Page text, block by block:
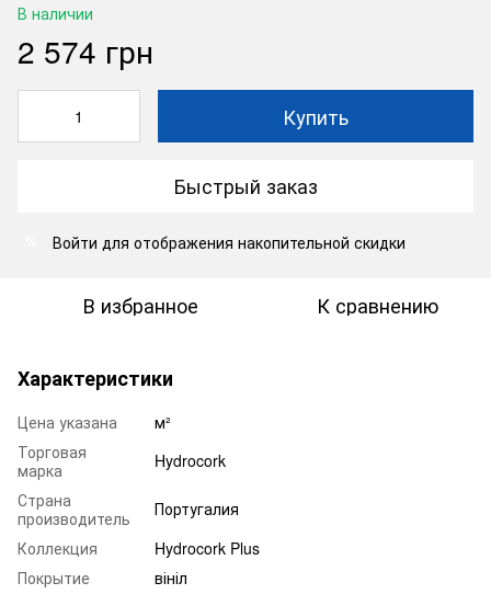
В наличии
2 574 грн
Купить
Быстрый заказ
Войти для отображения накопительной скидки
В избранное К сравнению
Характеристики
Цена указана
м²
Торговая
марка
Hydrocork
Страна
производитель
Португалия
Коллекция
Hydrocork Plus
Покрытие
вініл